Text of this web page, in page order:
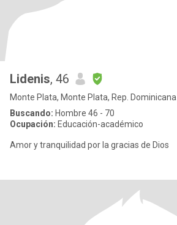
Lidenis, 46
Monte Plata, Monte Plata, Rep. Dominicana
Buscando: Hombre 46 - 70
Ocupación: Educación-académico
Amor y tranquilidad por la gracias de Dios